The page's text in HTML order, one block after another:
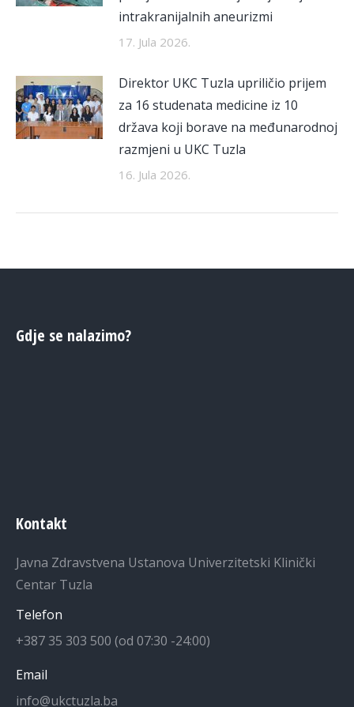
intrakranijalnih aneurizmi
17. Jula 2026.
Direktor UKC Tuzla upriličio prijem
za 16 studenata medicine iz 10
država koji borave na međunarodnoj
razmjeni u UKC Tuzla
16. Jula 2026.
Gdje se nalazimo?
Kontakt
Javna Zdravstvena Ustanova Univerzitetski Klinički
Centar Tuzla
Telefon
+387 35 303 500 (od 07:30 -24:00)
Email
info@ukctuzla.ba